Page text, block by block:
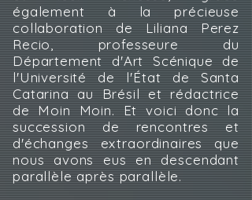
également à la précieuse
collaboration de Liliana Perez
Recio, professeure du
Département d'Art Scénique de
l'Université de l'État de Santa
Catarina au Brésil et rédactrice
de Moin Moin. Et voici donc la
succession de rencontres et
d'échanges extraordinaires que
nous avons eus en descendant
parallèle après parallèle.